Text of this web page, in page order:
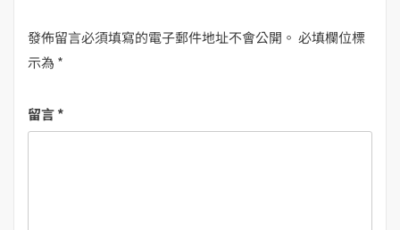
發佈留言必須填寫的電子郵件地址不會公開。 必填欄位標
示為 *
留言*